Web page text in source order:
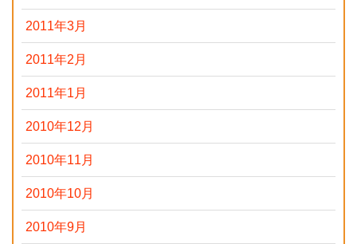
2011年3月
2011年2月
2011年1月
2010年12月
2010年11月
2010年10月
2010年9月